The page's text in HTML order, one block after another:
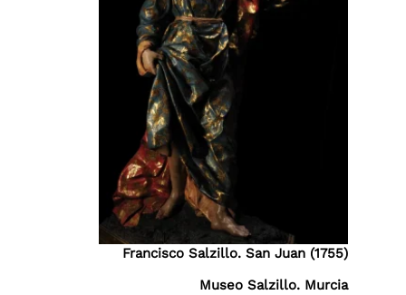
Francisco Salzillo. San Juan (1755)
Museo Salzillo. Murcia